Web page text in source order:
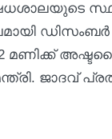
മണിക്ക്
മന്ത്രി.